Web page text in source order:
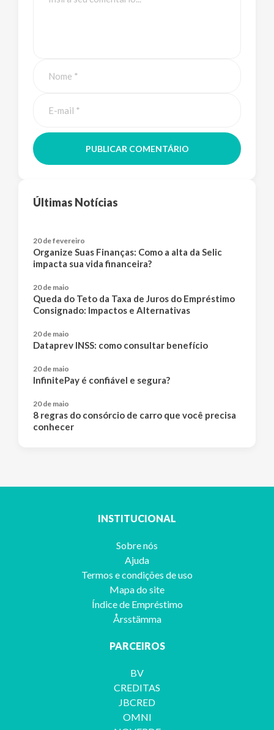
PUBLICAR COMENTÁRIO
Últimas Notícias
20 de fevereiro
Organize Suas Finanças: Como a alta da Selic
impacta sua vida financeira?
20 de maio
Queda do Teto da Taxa de Juros do Empréstimo
Consignado: Impactos e Alternativas
20 de maio
Dataprev INSS: como consultar benefício
20 de maio
InfinitePay é confiável e segura?
20 de maio
8 regras do consórcio de carro que você precisa
conhecer
INSTITUCIONAL
Sobre nós
Ajuda
Termos e condições de uso
Mapa do site
Índice de Empréstimo
Årsstämma
PARCEIROS
BV
CREDITAS
JBCRED
OMNI